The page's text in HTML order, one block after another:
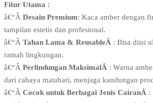
Fitur Utama :
â€“Â Desain Premium: Kaca amber dengan
tampilan estetis dan profesional.
â€“Â Tahan Lama & ReusableÂ : Bisa diisi
ramah lingkungan.
â€“Â Perlindungan MaksimalÂ : Warna
dari cahaya matahari, menjaga kandungan
â€“Â Cocok untuk Berbagai Jenis CairanÂ :